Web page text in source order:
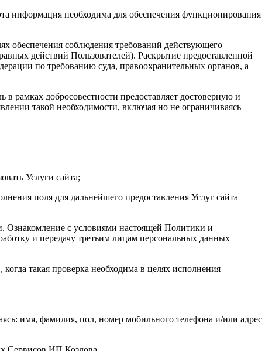
информация необходима для обеспечения функционирования
обеспечения соблюдения требований действующего
действий Пользователей). Раскрытие предоставленной
по требованию суда, правоохранительных органов, а
рамках добросовестности предоставляет достоверную и
такой необходимости, включая но не ограничиваясь
Услуги сайта;
поля для дальнейшего предоставления Услуг сайта
Ознакомление с условиями настоящей Политики и
и передачу третьим лицам персональных данных
такая проверка необходима в целях исполнения
имя, фамилия, пол, номер мобильного телефона и/или адрес